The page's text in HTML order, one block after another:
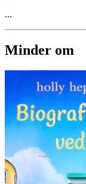
...
Minder om